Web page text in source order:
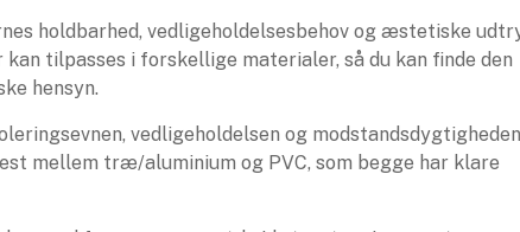
holdbarhed, vedligeholdelsesbehov og æstetiske
tilpasses i forskellige materialer, så du kan finde den
hensyn.
vedligeholdelsen og modstandsdygtigheden
mellem træ/aluminium og PVC, som begge har klare